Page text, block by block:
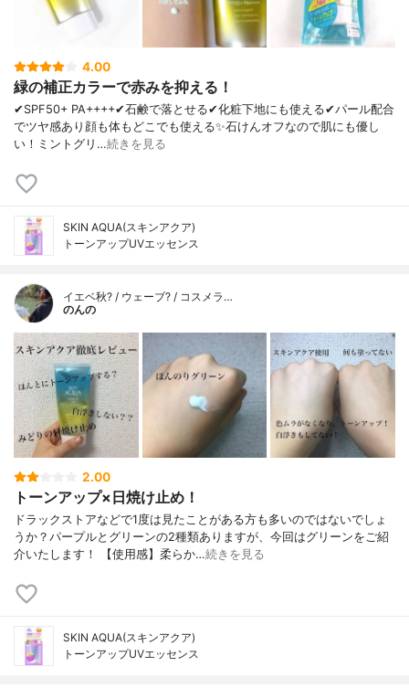
4.00
緑の補正カラーで赤みを抑える！
✔︎SPF50+ PA++++✔︎石鹸で落とせる✔︎化粧下地にも使える✔︎パール配合
でツヤ感あり顔も体もどこでも使える✨石けんオフなので肌にも優し
い！ミントグリ…続きを見る
SKIN AQUA(スキンアクア)
トーンアップUVエッセンス
イエベ秋? / ウェーブ? / コスメラ…
のんの
2.00
トーンアップ×日焼け止め！
ドラックストアなどで1度は見たことがある方も多いのではないでしょ
うか？パープルとグリーンの2種類ありますが、今回はグリーンをご紹
介いたします！ 【使用感】柔らか…続きを見る
SKIN AQUA(スキンアクア)
トーンアップUVエッセンス